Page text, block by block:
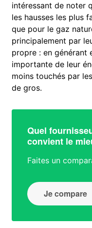
intéressant de noter
les hausses les plus
que pour le gaz
principalement par
propre : en générant
importante de leur
moins touchés par
de gros.
Quel
convient le
Faites un
Je compare